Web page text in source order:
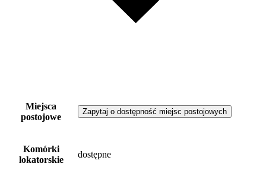
Miejsca
postojowe
Zapytaj o dostępność miejsc postojowych
Komórki
lokatorskie
dostępne